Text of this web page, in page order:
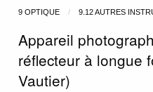
9 OPTIQUE 9.12 AUTRES
Appareil
réflecteur à longue
Vautier)